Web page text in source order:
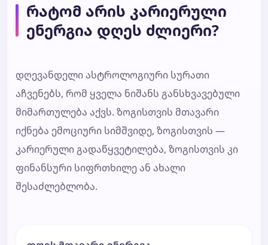
რატომ არის კარიერული
ენერგია დღეს ძლიერი?
დღევანდელი ასტროლოგიური სურათი
აჩვენებს, რომ ყველა ნიშანს განსხვავებული
მიმართულება აქვს. ზოგისთვის მთავარი
იქნება ემოციური სიმშვიდე, ზოგისთვის —
კარიერული გადაწყვეტილება, ზოგისთვის კი
ფინანსური სიფრთხილე ან ახალი
შესაძლებლობა.